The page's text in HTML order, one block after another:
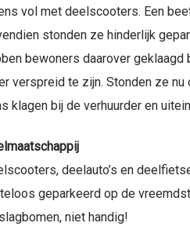
vol met deelscooters. Een
stonden ze hinderlijk
bewoners daarover
verspreid te zijn. Stonden ze nu
klagen bij de verhuurder en
deelauto’s en
geparkeerd op de
niet handig!